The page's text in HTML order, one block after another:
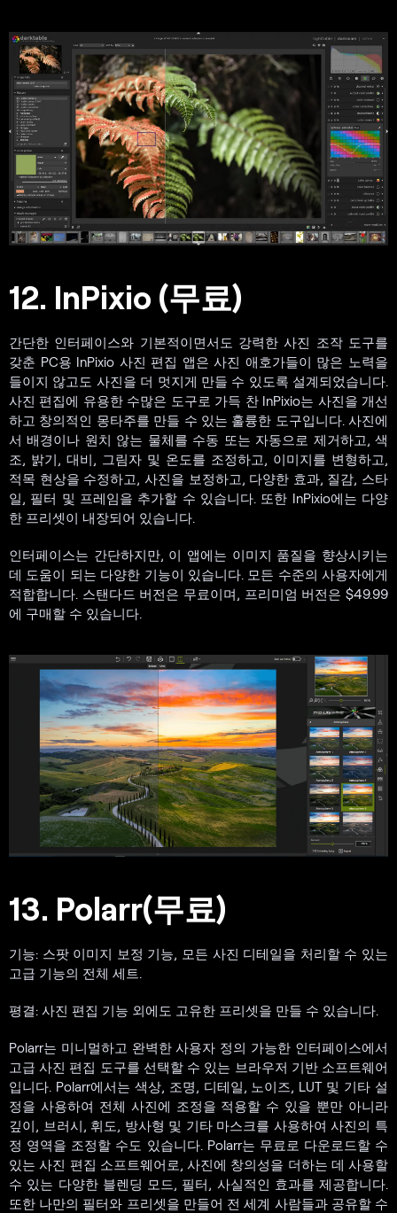
12. InPixio (무료)
간단한 인터페이스와 기본적이면서도 강력한 사진 조작 도구를
갖춘 PC용 InPixio 사진 편집 앱은 사진 애호가들이 많은 노력을
들이지 않고도 사진을 더 멋지게 만들 수 있도록 설계되었습니다.
사진 편집에 유용한 수많은 도구로 가득 찬 InPixio는 사진을 개선
하고 창의적인 몽타주를 만들 수 있는 훌륭한 도구입니다. 사진에
서 배경이나 원치 않는 물체를 수동 또는 자동으로 제거하고, 색
조, 밝기, 대비, 그림자 및 온도를 조정하고, 이미지를 변형하고,
적목 현상을 수정하고, 사진을 보정하고, 다양한 효과, 질감, 스타
일, 필터 및 프레임을 추가할 수 있습니다. 또한 InPixio에는 다양
한 프리셋이 내장되어 있습니다.
인터페이스는 간단하지만, 이 앱에는 이미지 품질을 향상시키는
데 도움이 되는 다양한 기능이 있습니다. 모든 수준의 사용자에게
적합합니다. 스탠다드 버전은 무료이며, 프리미엄 버전은 $49.99
에 구매할 수 있습니다.
13. Polarr(무료)
기능: 스팟 이미지 보정 기능, 모든 사진 디테일을 처리할 수 있는
고급 기능의 전체 세트.
평결: 사진 편집 기능 외에도 고유한 프리셋을 만들 수 있습니다.
Polarr는 미니멀하고 완벽한 사용자 정의 가능한 인터페이스에서
고급 사진 편집 도구를 선택할 수 있는 브라우저 기반 소프트웨어
입니다. Polarr에서는 색상, 조명, 디테일, 노이즈, LUT 및 기타 설
정을 사용하여 전체 사진에 조정을 적용할 수 있을 뿐만 아니라
깊이, 브러시, 휘도, 방사형 및 기타 마스크를 사용하여 사진의 특
정 영역을 조정할 수도 있습니다. Polarr는 무료로 다운로드할 수
있는 사진 편집 소프트웨어로, 사진에 창의성을 더하는 데 사용할
수 있는 다양한 블렌딩 모드, 필터, 사실적인 효과를 제공합니다.
또한 나만의 필터와 프리셋을 만들어 전 세계 사람들과 공유할 수